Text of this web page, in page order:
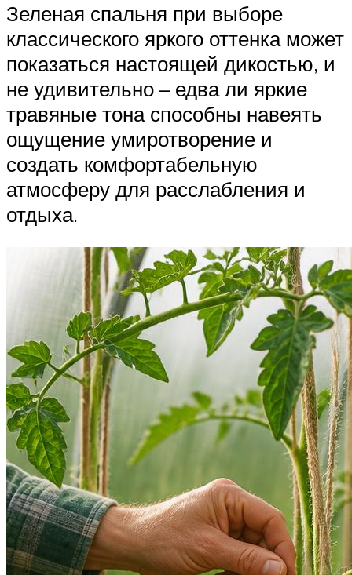
Зеленая спальня при выборе
классического яркого оттенка может
показаться настоящей дикостью, и
не удивительно – едва ли яркие
травяные тона способны навеять
ощущение умиротворение и
создать комфортабельную
атмосферу для расслабления и
отдыха.